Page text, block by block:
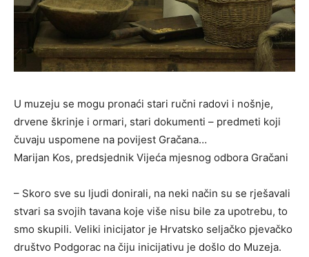
U muzeju se mogu pronaći stari ručni radovi i nošnje,
drvene škrinje i ormari, stari dokumenti – predmeti koji
čuvaju uspomene na povijest Gračana…
Marijan Kos, predsjednik Vijeća mjesnog odbora Gračani
– Skoro sve su ljudi donirali, na neki način su se rješavali
stvari sa svojih tavana koje više nisu bile za upotrebu, to
smo skupili. Veliki inicijator je Hrvatsko seljačko pjevačko
društvo Podgorac na čiju inicijativu je došlo do Muzeja.